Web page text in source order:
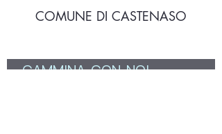
COMUNE DI CASTENASO
CAMMINA  CON  NOI